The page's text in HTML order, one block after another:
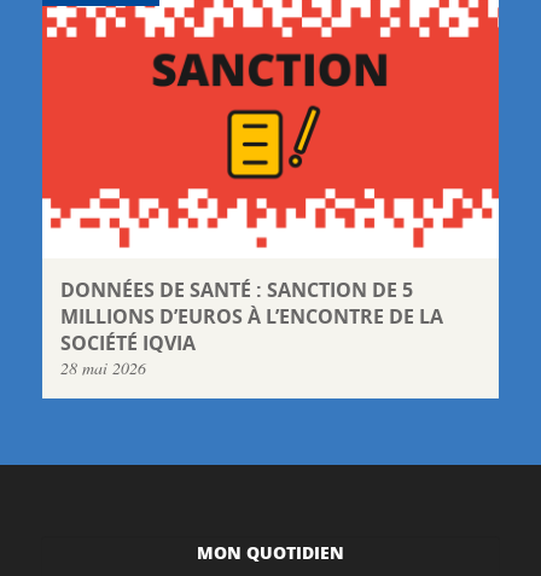
DONNÉES DE SANTÉ : SANCTION DE 5
MILLIONS D’EUROS À L’ENCONTRE DE LA
SOCIÉTÉ IQVIA
28 mai 2026
MON QUOTIDIEN